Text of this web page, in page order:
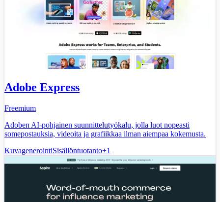
Adobe Express
Freemium
Adoben AI-pohjainen suunnittelutyökalu, jolla luot nopeasti
somepostauksia, videoita ja grafiikkaa ilman aiempaa kokemusta.
KuvagenerointiSisällöntuotanto+1